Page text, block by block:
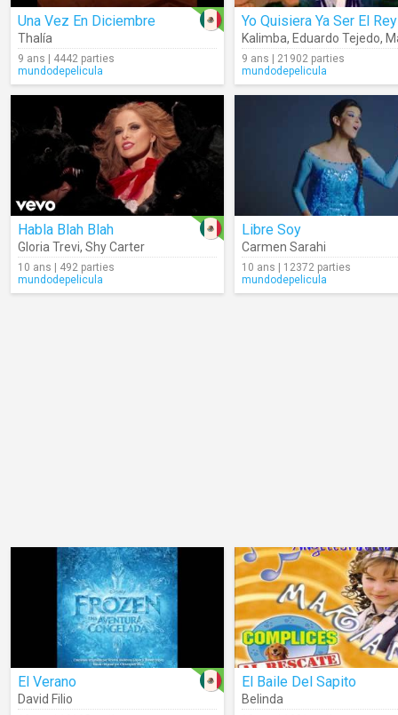
Una Vez En Diciembre
Thalía
9 ans | 4442 parties
mundodepelicula
Yo Quisiera Ya Ser El Rey
Kalimba, Eduardo Tejedo,
9 ans | 21902 parties
mundodepelicula
Habla Blah Blah
Gloria Trevi, Shy Carter
10 ans | 492 parties
mundodepelicula
Libre Soy
Carmen Sarahi
10 ans | 12372 parties
mundodepelicula
El Verano
David Filio
El Baile Del Sapito
Belinda